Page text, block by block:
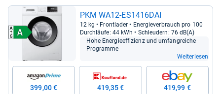
PKM WA12-​ES1416DAI
12 kg • Front­la­der • Ener­gie­ver­brauch pro 100
Durch­läufe: 44 kWh • Schleu­dern: 76 dB(A)
Hohe Ener­gie­ef­fi­zi­enz und umfang­rei­che
Pro­gramme
Weiterlesen
399,00 € 419,35 € 419,99 €